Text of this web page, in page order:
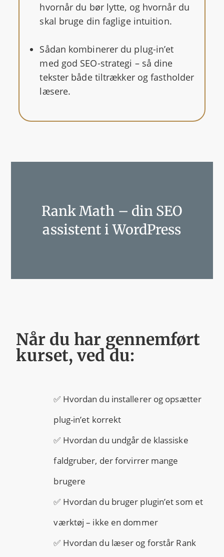
hvornår du bør lytte, og hvornår du
skal bruge din faglige intuition.
Sådan kombinerer du plug-in’et
med god SEO-strategi – så dine
tekster både tiltrækker og fastholder
læsere.
Rank Math – din SEO
assistent i WordPress
Når du har gennemført
kurset, ved du:
✅ Hvordan du installerer og opsætter
plug-in’et korrekt
✅ Hvordan du undgår de klassiske
faldgruber, der forvirrer mange
brugere
✅ Hvordan du bruger plugin’et som et
værktøj – ikke en dommer
✅ Hvordan du læser og forstår Rank